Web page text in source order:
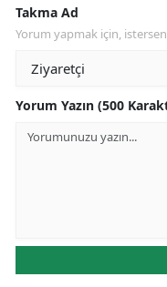
Takma Ad
Yorum yapmak için,
Yorum Yazın (500